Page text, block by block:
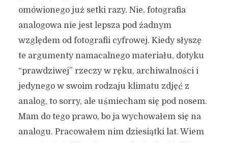
omówionego już setki razy. Nie, fotografia
analogowa nie jest lepsza pod żadnym
względem od fotografii cyfrowej. Kiedy słyszę
te argumenty namacalnego materiału, dotyku
“prawdziwej” rzeczy w ręku, archiwalności i
jedynego w swoim rodzaju klimatu zdjęć z
analog, to sorry, ale uśmiecham się pod nosem.
Mam do tego prawo, bo ja wychowałem się na
analogu. Pracowałem nim dziesiątki lat. Wiem